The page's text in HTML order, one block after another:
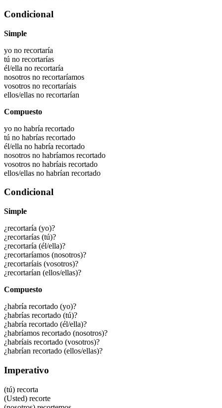
Condicional
Simple
yo no recortaría
tú no recortarías
él/ella no recortaría
nosotros no recortaríamos
vosotros no recortaríais
ellos/ellas no recortarían
Compuesto
yo no habría recortado
tú no habrías recortado
él/ella no habría recortado
nosotros no habríamos recortado
vosotros no habríais recortado
ellos/ellas no habrían recortado
Condicional
Simple
¿recortaría (yo)?
¿recortarías (tú)?
¿recortaría (él/ella)?
¿recortaríamos (nosotros)?
¿recortaríais (vosotros)?
¿recortarían (ellos/ellas)?
Compuesto
¿habría recortado (yo)?
¿habrías recortado (tú)?
¿habría recortado (él/ella)?
¿habríamos recortado (nosotros)?
¿habríais recortado (vosotros)?
¿habrían recortado (ellos/ellas)?
Imperativo
(tú) recorta
(Usted) recorte